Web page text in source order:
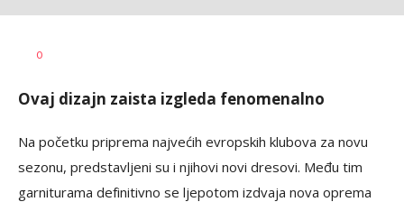
AUTOR
0
Ovaj dizajn zaista izgleda fenomenalno
Na početku priprema najvećih evropskih klubova za novu
sezonu, predstavljeni su i njihovi novi dresovi. Među tim
garniturama definitivno se ljepotom izdvaja nova oprema